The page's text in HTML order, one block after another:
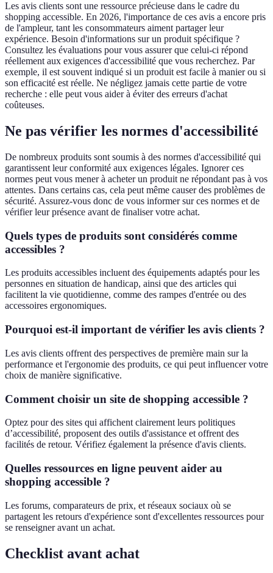
Les avis clients sont une ressource précieuse dans le cadre du
shopping accessible. En 2026, l'importance de ces avis a encore pris
de l'ampleur, tant les consommateurs aiment partager leur
expérience. Besoin d'informations sur un produit spécifique ?
Consultez les évaluations pour vous assurer que celui-ci répond
réellement aux exigences d'accessibilité que vous recherchez. Par
exemple, il est souvent indiqué si un produit est facile à manier ou si
son efficacité est réelle. Ne négligez jamais cette partie de votre
recherche : elle peut vous aider à éviter des erreurs d'achat
coûteuses.
Ne pas vérifier les normes d'accessibilité
De nombreux produits sont soumis à des normes d'accessibilité qui
garantissent leur conformité aux exigences légales. Ignorer ces
normes peut vous mener à acheter un produit ne répondant pas à vos
attentes. Dans certains cas, cela peut même causer des problèmes de
sécurité. Assurez-vous donc de vous informer sur ces normes et de
vérifier leur présence avant de finaliser votre achat.
Quels types de produits sont considérés comme
accessibles ?
Les produits accessibles incluent des équipements adaptés pour les
personnes en situation de handicap, ainsi que des articles qui
facilitent la vie quotidienne, comme des rampes d'entrée ou des
accessoires ergonomiques.
Pourquoi est-il important de vérifier les avis clients ?
Les avis clients offrent des perspectives de première main sur la
performance et l'ergonomie des produits, ce qui peut influencer votre
choix de manière significative.
Comment choisir un site de shopping accessible ?
Optez pour des sites qui affichent clairement leurs politiques
d’accessibilité, proposent des outils d'assistance et offrent des
facilités de retour. Vérifiez également la présence d'avis clients.
Quelles ressources en ligne peuvent aider au
shopping accessible ?
Les forums, comparateurs de prix, et réseaux sociaux où se
partagent les retours d'expérience sont d'excellentes ressources pour
se renseigner avant un achat.
Checklist avant achat